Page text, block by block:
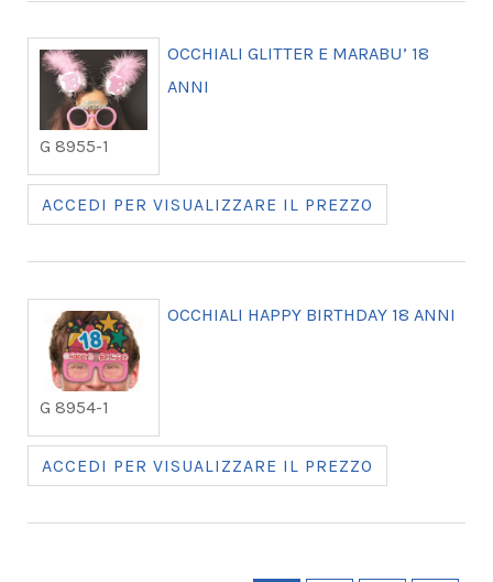
G 8955-1
OCCHIALI GLITTER E MARABU’ 18
ANNI
ACCEDI PER VISUALIZZARE IL PREZZO
G 8954-1
OCCHIALI HAPPY BIRTHDAY 18 ANNI
ACCEDI PER VISUALIZZARE IL PREZZO